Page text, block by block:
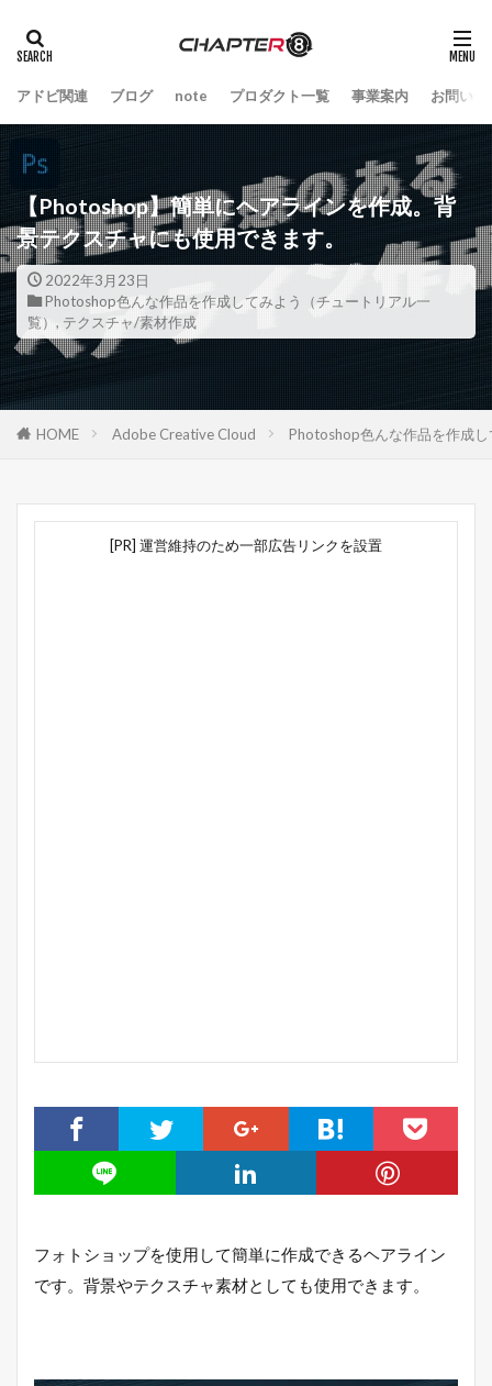
アドビ関連 ブログ note プロダクト一覧 事業案内 お問い合
【Photoshop】簡単にヘアラインを作成。背
景テクスチャにも使用できます。
2022年3月23日
Photoshop色んな作品を作成してみよう（チュートリアル一
覧） , テクスチャ/素材作成
HOME Adobe Creative Cloud Photoshop色んな作品を作成
[PR] 運営維持のため一部広告リンクを設置
フォトショップを使用して簡単に作成できるヘアライン
です。背景やテクスチャ素材としても使用できます。